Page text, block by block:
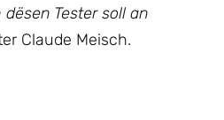
Tester soll an
Claude Meisch.